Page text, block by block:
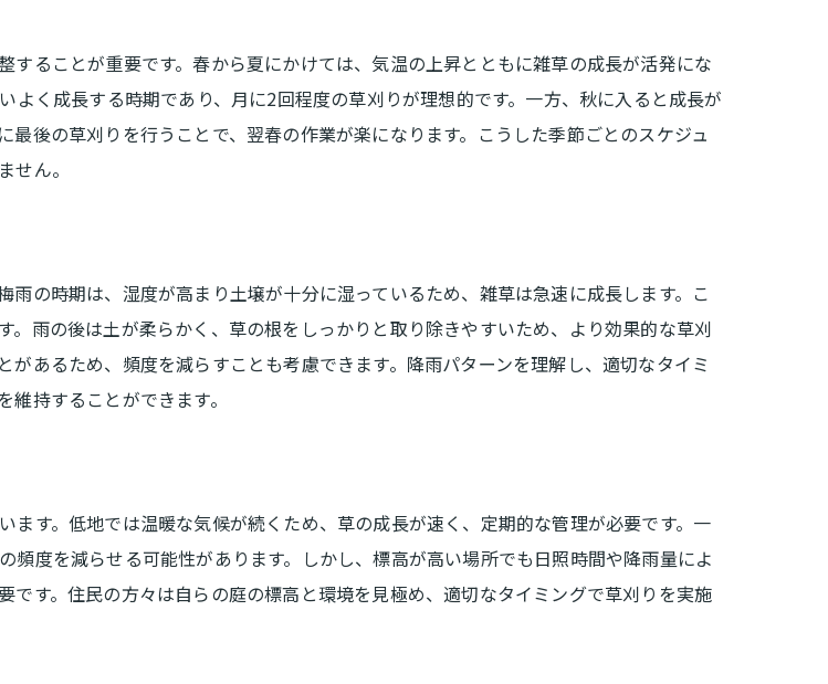
バイス：上田市における草刈りの最適化
の準備と必要ツール
草刈りを効率化する方法
る簡単な草刈りテクニック
時間を短縮する工夫
現するための地元の知識と工夫
の草刈り方法
刈り成功事例紹介
りの悩みと解決策
支える草刈りの重要性とその実践法
ることが重要です。春から夏にかけては、気温の上昇とともに雑草の成長が活発にな
く成長する時期であり、月に2回程度の草刈りが理想的です。一方、秋に入ると成長が
後の草刈りを行うことで、翌春の作業が楽になります。こうした季節ごとのスケジュ
せん。
の時期は、湿度が高まり土壌が十分に湿っているため、雑草は急速に成長します。こ
雨の後は土が柔らかく、草の根をしっかりと取り除きやすいため、より効果的な草刈
あるため、頻度を減らすことも考慮できます。降雨パターンを理解し、適切なタイミ
持することができます。
す。低地では温暖な気候が続くため、草の成長が速く、定期的な管理が必要です。一
度を減らせる可能性があります。しかし、標高が高い場所でも日照時間や降雨量によ
す。住民の方々は自らの庭の標高と環境を見極め、適切なタイミングで草刈りを実施